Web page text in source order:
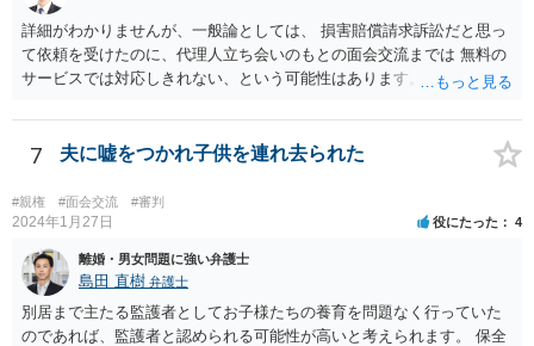
詳細がわかりませんが、一般論としては、 損害賠償請求訴訟だと思っ
て依頼を受けたのに、代理人立ち会いのもとの面会交流までは 無料の
サービスでは対応しきれない、という可能性はあります。 また、原案
というのは 代理人の同意がない以上、難しいかもしれません。 以上は
あくまでネットで断片的に事情をお聞きした限りの意見ですので、詳
て、弁護士に面談相談に行くのが一番だと思います。
7 夫に嘘をつかれ子供を連れ去られた
#親権 #面会交流 #審判
2024年1月27日 役にたった 4
離婚・男女問題に強い弁護士
島田 直樹 弁護士
別居まで主たる監護者としてお子様たちの養育を問題なく行っていた
のであれば、監護者と認められる可能性が高いと考えられます。 保全